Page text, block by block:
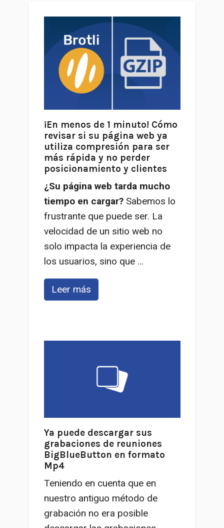
¡En menos de 1 minuto! Cómo
revisar si su página web ya
utiliza compresión para ser
más rápida y no perder
posicionamiento y clientes
¿Su página web tarda mucho
tiempo en cargar?Sabemos lo
frustrante que puede ser. La
velocidad de un sitio web no
solo impacta la experiencia de
los usuarios, sino que ...
Leer más
Ya puede descargar sus
grabaciones de reuniones
BigBlueButton en formato
Mp4
Teniendo en cuenta que en
nuestro antiguo método de
grabación no era posible